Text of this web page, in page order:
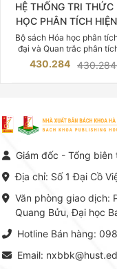
HỆ THỐNG TRI THỨC
HỌC PHÂN TÍCH
Bộ sách Hóa học phân
đại và Quan trắc phân
trường của Cố Giáo sư,
Phạm Luận là một trong
vực Hóa học phân tích tại
Nam hiện nay. Bộ sách
đến một hệ thống tri thức
thuật thực hành -> Ứng
khoa Hà Nội ấn hành cả
430.284
Giám đốc - Tổng biên
Địa chỉ: Số 1 Đại Cồ
Văn phòng giao dịch:
Quang Bửu, Đại học
Hotline Bán hàng:
Email: